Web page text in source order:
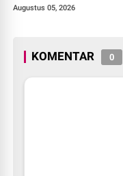
International dari 70 Ribu
Augustus 05, 2026
KOMENTAR 0